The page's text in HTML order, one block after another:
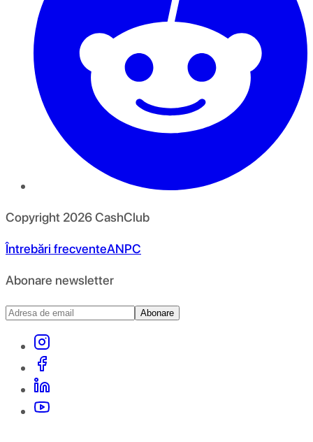
Copyright 2026CashClub
Întrebări frecventeANPC
Abonare newsletter
Abonare